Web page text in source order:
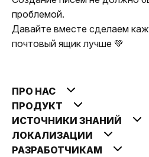
проблемой.
Давайте вместе сделаем
почтовый ящик лучше 💚
ПРО НАС
ПРОДУКТ
ИСТОЧНИКИ ЗНАНИЙ
ЛОКАЛИЗАЦИИ
РАЗРАБОТЧИКАМ